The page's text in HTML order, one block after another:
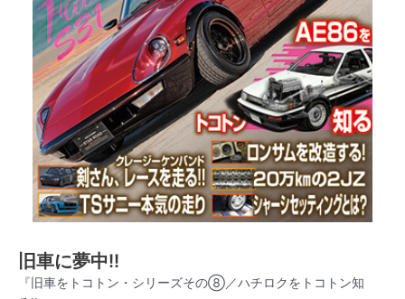
旧車に夢中!!
『旧車をトコトン・シリーズその⑧／ハチロクをトコトン知